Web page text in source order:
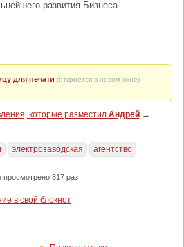
развития Бизнеса.
для печати (откроется в новом окне)
которые разместил Андрей→
электрозаводская агентство
просмотрено 817 раз
в свой блокнот